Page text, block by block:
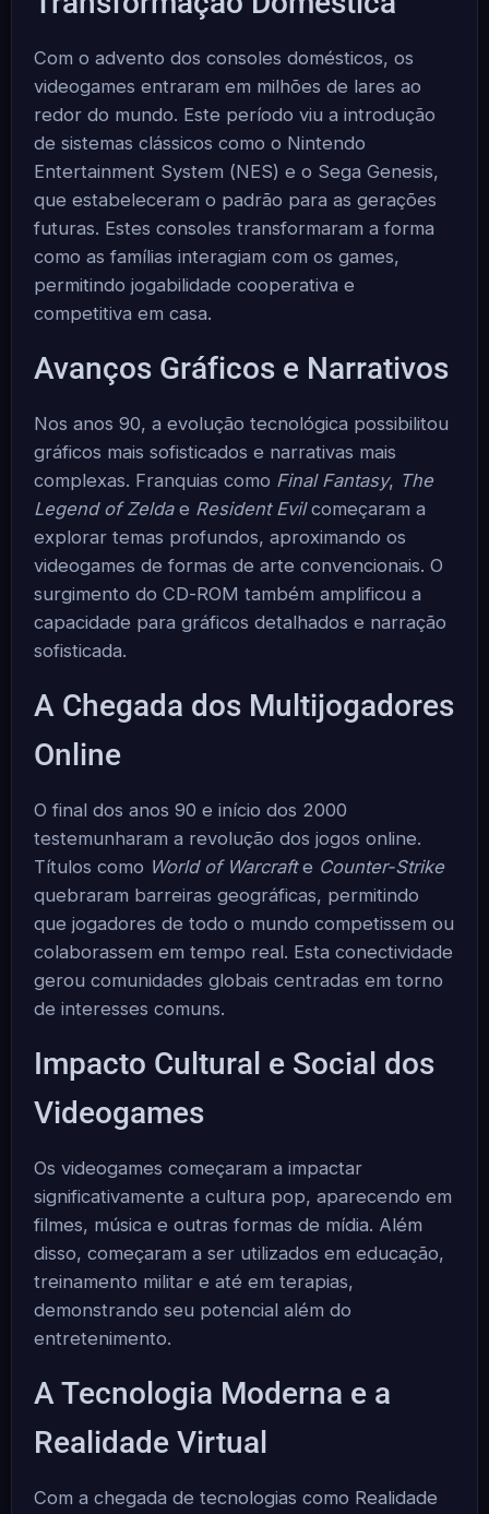
Com o advento dos consoles domésticos, os
videogames entraram em milhões de lares ao
redor do mundo. Este período viu a introdução
de sistemas clássicos como o Nintendo
Entertainment System (NES) e o Sega Genesis,
que estabeleceram o padrão para as gerações
futuras. Estes consoles transformaram a forma
como as famílias interagiam com os games,
permitindo jogabilidade cooperativa e
competitiva em casa.
Avanços Gráficos e Narrativos
Nos anos 90, a evolução tecnológica possibilitou
gráficos mais sofisticados e narrativas mais
complexas. Franquias como Final Fantasy, The
Legend of Zeldae Resident Evilcomeçaram a
explorar temas profundos, aproximando os
videogames de formas de arte convencionais. O
surgimento do CD-ROM também amplificou a
capacidade para gráficos detalhados e narração
sofisticada.
A Chegada dos Multijogadores
Online
O final dos anos 90 e início dos 2000
testemunharam a revolução dos jogos online.
Títulos como World of Warcrafte Counter-Strike
quebraram barreiras geográficas, permitindo
que jogadores de todo o mundo competissem ou
colaborassem em tempo real. Esta conectividade
gerou comunidades globais centradas em torno
de interesses comuns.
Impacto Cultural e Social dos
Videogames
Os videogames começaram a impactar
significativamente a cultura pop, aparecendo em
filmes, música e outras formas de mídia. Além
disso, começaram a ser utilizados em educação,
treinamento militar e até em terapias,
demonstrando seu potencial além do
entretenimento.
A Tecnologia Moderna e a
Realidade Virtual
Com a chegada de tecnologias como Realidade